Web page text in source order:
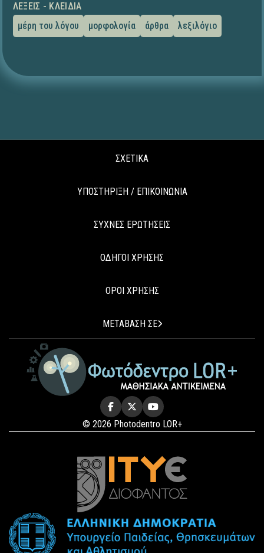
ΛΈΞΕΙΣ - ΚΛΕΙΔΙΆ
μέρη του λόγου
μορφολογία άρθρα λεξιλόγιο
ΣΧΕΤΙΚΑ
ΥΠΟΣΤΗΡΙΞΗ / ΕΠΙΚΟΙΝΩΝΙΑ
ΣΥΧΝΕΣ ΕΡΩΤΗΣΕΙΣ
ΟΔΗΓΟΙ ΧΡΗΣΗΣ
ΟΡΟΙ ΧΡΗΣΗΣ
ΜΕΤΑΒΑΣΗ ΣΕ
© 2026 Photodentro LOR+